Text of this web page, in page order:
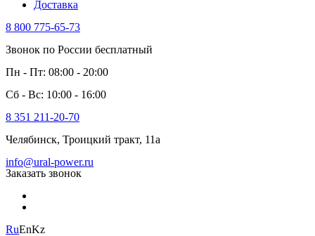
Доставка
8 800 775-65-73
Звонок по России бесплатный
Пн - Пт: 08:00 - 20:00
Сб - Вс: 10:00 - 16:00
8 351 211-20-70
Челябинск, Троицкий тракт, 11а
info@ural-power.ru
Заказать звонок
RuEnKz